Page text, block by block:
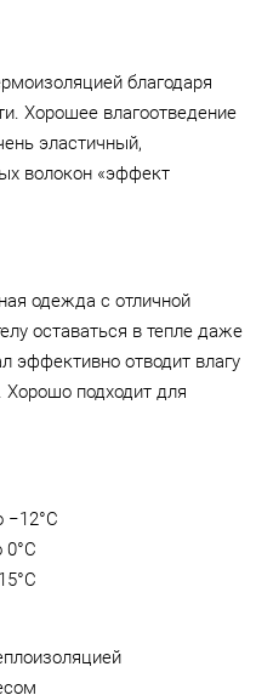
благодаря
Хорошее влагоотведение
эластичный,
волокон «эффект
одежда с отличной
оставаться в тепле даже
эффективно отводит влагу
Хорошо подходит для
−12°C